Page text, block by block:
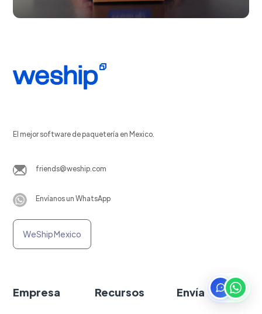
El mejor software de paquetería en Mexico.
friends@weship.com
Envíanos un WhatsApp
WeShip Mexico
Empresa Recursos Envía